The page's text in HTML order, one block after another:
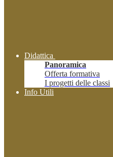
Didattica
Panoramica
Offerta formativa
I progetti delle classi
Info Utili